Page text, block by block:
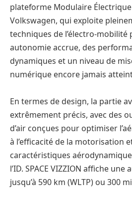
plateforme Modulaire Électrique
Volkswagen, qui exploite
techniques de l’électro-
autonomie accrue, des
dynamiques et un niveau de
numérique encore jamais
En termes de design, la partie
extrêmement précis, avec des
d’air conçues pour optimiser
à l’efficacité de la motorisation
caractéristiques
l’ID. SPACE VIZZION affiche
jusqu’à 590 km (WLTP) ou 300